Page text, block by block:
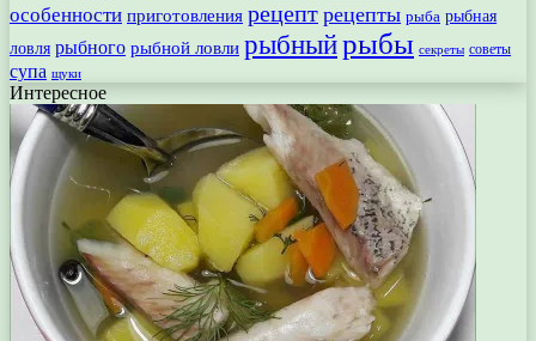
особенности приготовления рецепт рецепты рыба рыбная
ловля рыбного рыбной ловли рыбныйрыбы секреты советы
супа щуки
Интересное